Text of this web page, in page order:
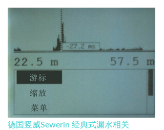
德国竖威Sewerin 经典式漏水相关